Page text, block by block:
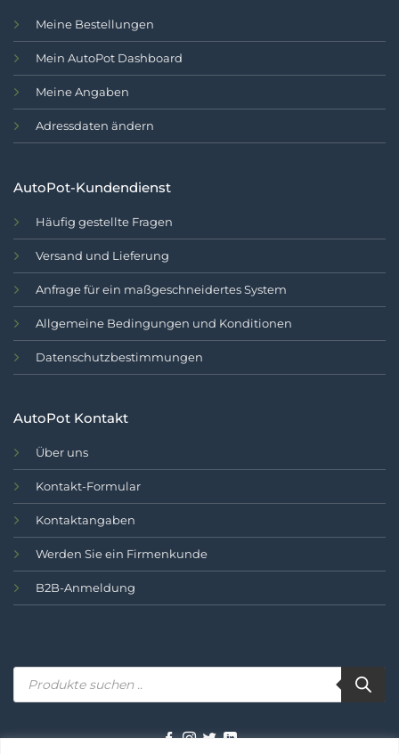
Meine Bestellungen
Mein AutoPot Dashboard
Meine Angaben
Adressdaten ändern
AutoPot-Kundendienst
Häufig gestellte Fragen
Versand und Lieferung
Anfrage für ein maßgeschneidertes System
Allgemeine Bedingungen und Konditionen
Datenschutzbestimmungen
AutoPot Kontakt
Über uns
Kontakt-Formular
Kontaktangaben
Werden Sie ein Firmenkunde
B2B-Anmeldung
Produktsuche..